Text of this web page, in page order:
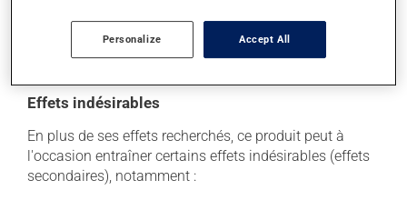
médicament devrait être pris 30 à 60 minutes avant le
Effets indésirables
En plus de ses effets recherchés, ce produit peut à
l'occasion entraîner certains effets indésirables (effets
secondaires), notamment :
Personalize Accept All